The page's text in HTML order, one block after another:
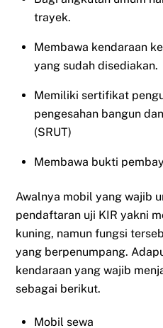
trayek.
Membawa kendaraan
yang sudah disediakan.
Memiliki sertifikat
pengesahan bangun
(SRUT)
Membawa bukti
Awalnya mobil yang wajib
pendaftaran uji KIR yakni
kuning, namun fungsi
yang berpenumpang.
kendaraan yang wajib
sebagai berikut.
Mobil sewa